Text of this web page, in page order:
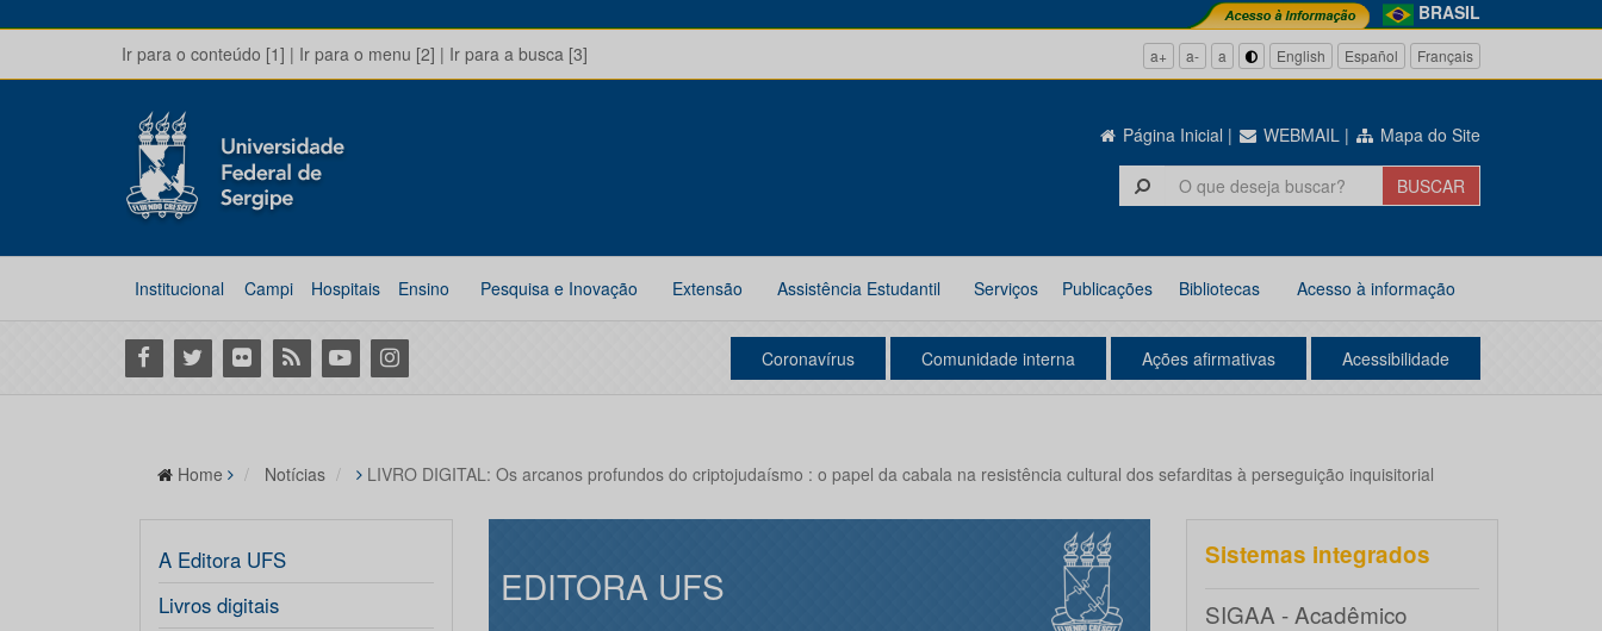
BRASIL
Ir para o conteúdo [1] | Ir para o menu [2] | Ir para a busca [3] a+ a- a English Español Français
Página Inicial | WEBMAIL | Mapa do Site
Institucional Campi Hospitais Ensino Pesquisa e Inovação Extensão Assistência Estudantil Serviços Publicações Bibliotecas Acesso à informação
Facebook
Twitter Flickr RSS YoutubeInstagram Coronavírus Comunidade interna Ações afirmativas Acessibilidade
Home Notícias LIVRO DIGITAL: Os arcanos profundos do criptojudaísmo : o papel da cabala na resistência cultural dos sefarditas à perseguição inquisitorial
A Editora UFS
Livros digitais
EDITORA UFS
Sistemas integrados
SIGAA - Acadêmico